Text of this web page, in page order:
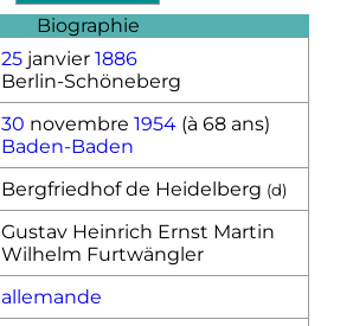
Biographie
25 janvier 1886
Berlin-Schöneberg
30 novembre 1954 (à 68 ans)
Baden-Baden
Bergfriedhof de Heidelberg (d)
Gustav Heinrich Ernst Martin
Wilhelm Furtwängler
allemande